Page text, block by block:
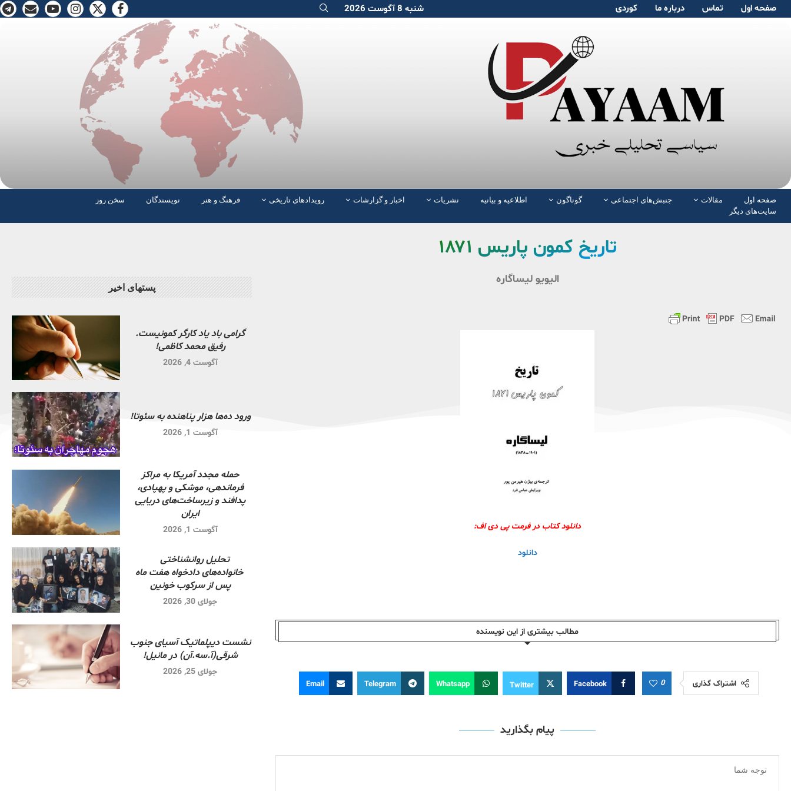
صفحە اول تماس دربارە ما کوردی شنبه 8 آگوست 2026
صفحە اول مقالات جنبش‌های اجتماعی گوناگون اطلاعیه و بیانیه نشریات اخبار و گزارشات رویدادهای تاریخی فرهنگ و هنر نویسندگان
سخن روز
سایت‌های دیگر
تاريخ كمون پاريس ۱۸۷۱
الیویو لیساگارە
دانلود کتاب در فرمت پی دیاف:
دانلود
مطالب بیشتری از این نویسندە
اشتراک گذاری 0
Facebook
Twitter
Whatsapp
Telegram
Email
پیام بگذارید
پستهای اخیر
گرامی باد یاد کارگر کمونیست.
رفیق محمد کاظمی!
آگوست 4, 2026
ورود ده‌ها هزار پناهنده به سئوتا!
آگوست 1, 2026
حمله مجدد آمریکا به مراکز
فرماندهی، موشکی و پهپادی،
پدافند و زیرساخت‌های دریایی
ایران
آگوست 1, 2026
تحلیل روانشناختی
خانواده‌های دادخواه هفت ماه
پس از سرکوب خونین
جولای 30, 2026
نشست دیپلماتیک آسیای جنوب
شرقی‌(آ.سه.آن) در مانیل!
جولای 25, 2026